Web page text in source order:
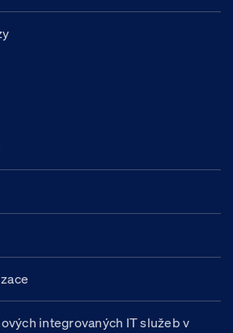
integrovaných IT služeb v